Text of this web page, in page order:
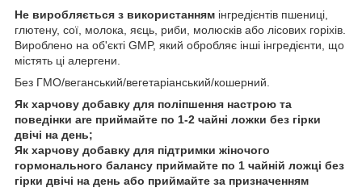
Не виробляється з використанням інгредієнтів пшениці,
глютену, сої, молока, яєць, риби, молюсків або лісових горіхів.
Вироблено на об'єкті GMP, який обробляє інші інгредієнти, що
містять ці алергени.
Без ГМО/веганський/вегетаріанський/кошерний.
Як харчову добавку для поліпшення настрою та
поведінки are приймайте по 1-2 чайні ложки без гірки
двічі на день;
Як харчову добавку для підтримки жіночого
гормонального балансу приймайте по 1 чайній ложці без
гірки двічі на день або приймайте за призначенням